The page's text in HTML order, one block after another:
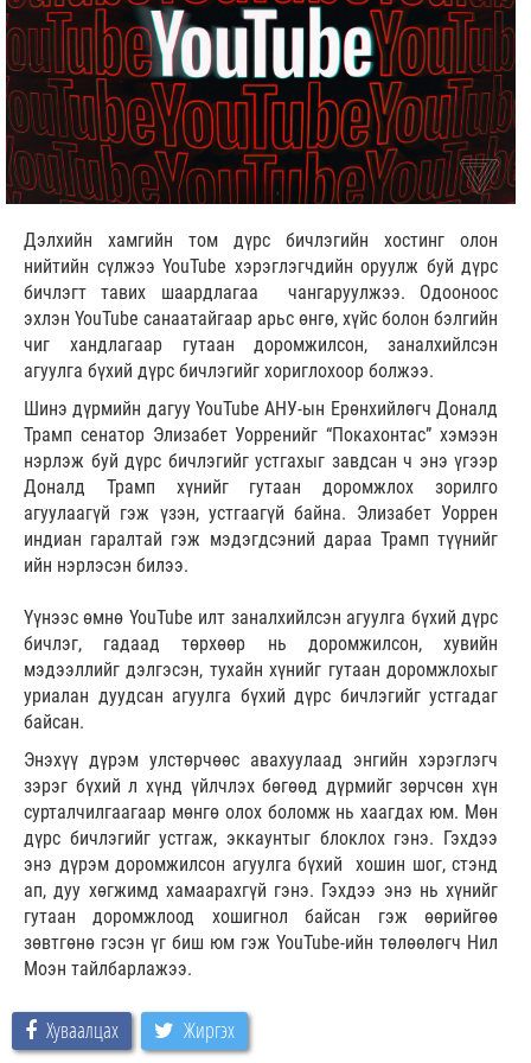
Дэлхийн хамгийн том дүрс бичлэгийн хостинг олон
нийтийн сүлжээ YouTube хэрэглэгчдийн оруулж буй дүрс
бичлэгт тавих шаардлагаа чангаруулжээ. Одооноос
эхлэн YouTube санаатайгаар арьс өнгө, хүйс болон бэлгийн
чиг хандлагаар гутаан доромжилсон, заналхийлсэн
агуулга бүхий дүрс бичлэгийг хориглохоор болжээ.
Шинэ дүрмийн дагуу YouTube АНУ-ын Ерөнхийлөгч Доналд
Трамп сенатор Элизабет Уорренийг “Покахонтас” хэмээн
нэрлэж буй дүрс бичлэгийг устгахыг завдсан ч энэ үгээр
Доналд Трамп хүнийг гутаан доромжлох зорилго
агуулаагүй гэж үзэн, устгаагүй байна. Элизабет Уоррен
индиан гаралтай гэж мэдэгдсэний дараа Трамп түүнийг
ийн нэрлэсэн билээ.
Үүнээс өмнө YouTube илт заналхийлсэн агуулга бүхий дүрс
бичлэг, гадаад төрхөөр нь доромжилсон, хувийн
мэдээллийг дэлгэсэн, тухайн хүнийг гутаан доромжлохыг
уриалан дуудсан агуулга бүхий дүрс бичлэгийг устгадаг
байсан.
Энэхүү дүрэм улстөрчөөс авахуулаад энгийн хэрэглэгч
зэрэг бүхий л хүнд үйлчлэх бөгөөд дүрмийг зөрчсөн хүн
сурталчилгаагаар мөнгө олох боломж нь хаагдах юм. Мөн
дүрс бичлэгийг устгаж, эккаунтыг блоклох гэнэ. Гэхдээ
энэ дүрэм доромжилсон агуулга бүхий хошин шог, стэнд
ап, дуу хөгжимд хамаарахгүй гэнэ. Гэхдээ энэ нь хүнийг
гутаан доромжлоод хошигнол байсан гэж өөрийгөө
зөвтгөнө гэсэн үг биш юм гэж YouTube-ийн төлөөлөгч Нил
Моэн тайлбарлажээ.
Хуваалцах Жиргэх